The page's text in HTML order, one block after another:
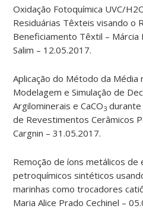
Oxidação Fotoquímica UVC/
Residuárias Têxteis visando o
Beneficiamento Têxtil – Márcia
Salim – 12.05.2017.
Aplicação do Método da Média
Modelagem e Simulação de
Argilominerais e CaCO3 durante
de Revestimentos Cerâmicos
Cargnin – 31.05.2017.
Remoção de íons metálicos de
petroquímicos sintéticos
marinhas como trocadores
Maria Alice Prado Cechinel –